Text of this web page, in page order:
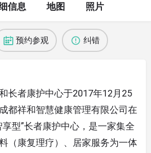
信息 地图 照片
预约参观 纠错
长者康护中心于2017年12月25
都祥和智慧健康管理有限公司在
型”长者康护中心，是一家集全
（康复理疗）、居家服务为一体